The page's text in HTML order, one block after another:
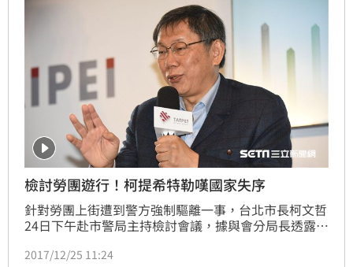
檢討勞團遊行！柯提希特勒嘆國家失序
針對勞團上街遭到警方強制驅離一事，台北市長柯文哲
24日下午赴市警局主持檢討會議，據與會分局長透露，
為國家失序為例，有感而發「這個國家越來越沒有秩
2017/12/25 11:24